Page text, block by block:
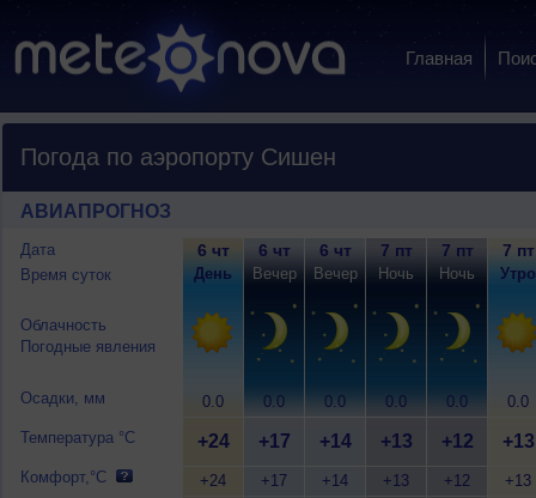
Главная
Погода по аэропорту Сишен
АВИАПРОГНОЗ
Дата
Время суток
Облачность
Погодные явления
Осадки, мм
Температура °C
Комфорт,°C
6 чт
День
0.0
+24
+24
6 чт
Вечер
0.0
+17
+17
6 чт
Вечер
0.0
+14
+14
7 пт
Ночь
0.0
+13
+13
7 пт
Ночь
0.0
+12
+12
7 пт
Утро
0.0
+13
+13